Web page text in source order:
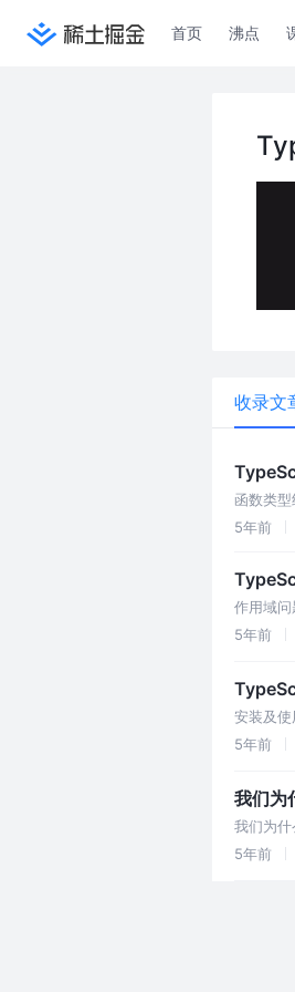
首页 沸点
收录文
函数类
一般可选
5年前
作用域问
5年前
安装及
5年前
我们为
我们为
5年前